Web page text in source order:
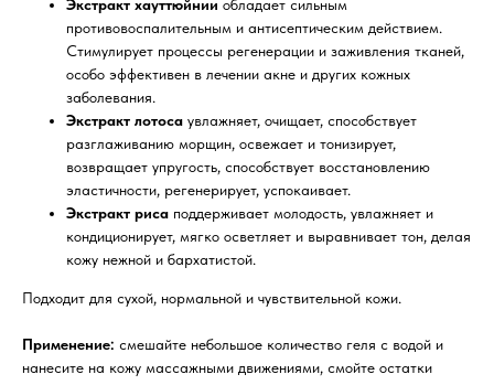
Экстракт хауттюйнии обладает сильным
противовоспалительным и антисептическим действием.
Стимулирует процессы регенерации и заживления тканей,
особо эффективен в лечении акне и других кожных
заболевания.
Экстракт лотоса увлажняет, очищает, способствует
разглаживанию морщин, освежает и тонизирует,
возвращает упругость, способствует восстановлению
эластичности, регенерирует, успокаивает.
Экстракт риса поддерживает молодость, увлажняет и
кондиционирует, мягко осветляет и выравнивает тон, делая
кожу нежной и бархатистой.
Подходит для сухой, нормальной и чувствительной кожи.
Применение: смешайте небольшое количество геля с водой и
нанесите на кожу массажными движениями, смойте остатки